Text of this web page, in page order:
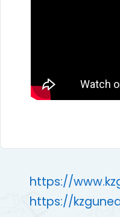
https://
https://